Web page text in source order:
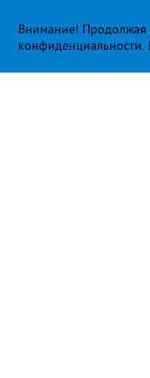
Внимание! Продолжая
конфиденциальности.